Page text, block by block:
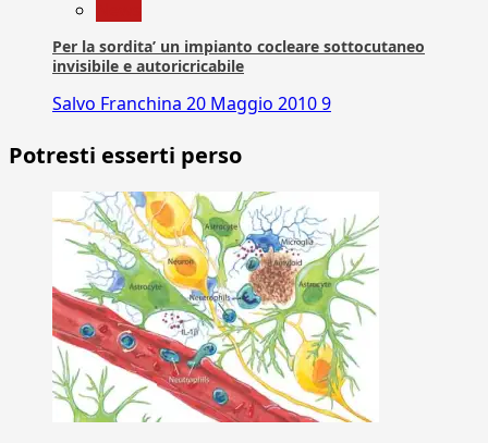
Per la sordita’ un impianto cocleare sottocutaneo
invisibile e autoricricabile
Salvo Franchina 20 Maggio 20109
Potresti esserti perso